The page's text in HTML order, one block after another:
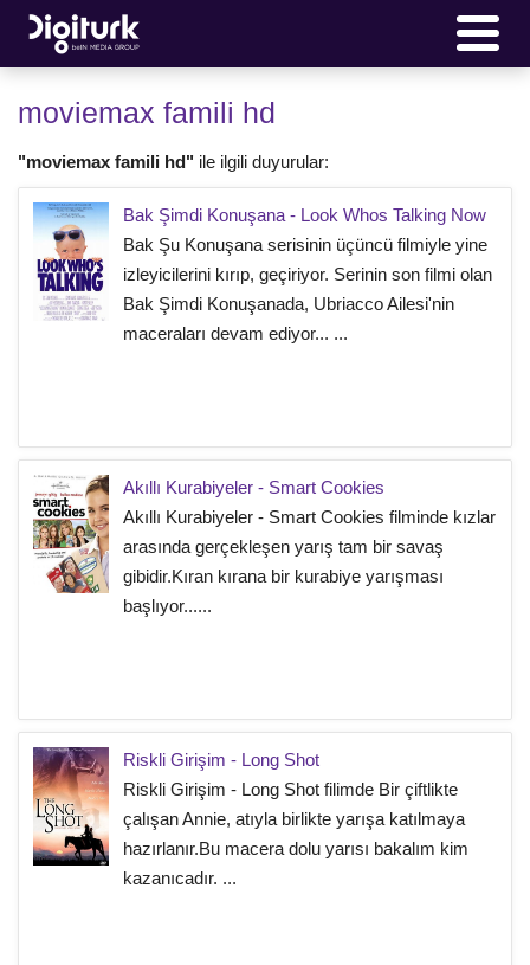
moviemax famili hd
"moviemax famili hd" ile ilgili duyurular:
Bak Şimdi Konuşana - Look Whos Talking Now
Bak Şu Konuşana serisinin üçüncü filmiyle yine
izleyicilerini kırıp, geçiriyor. Serinin son filmi olan
Bak Şimdi Konuşanada, Ubriacco Ailesi'nin
maceraları devam ediyor... ...
Akıllı Kurabiyeler - Smart Cookies
Akıllı Kurabiyeler - Smart Cookies filminde kızlar
arasında gerçekleşen yarış tam bir savaş
gibidir.Kıran kırana bir kurabiye yarışması
başlıyor......
Riskli Girişim - Long Shot
Riskli Girişim - Long Shot filimde Bir çiftlikte
çalışan Annie, atıyla birlikte yarışa katılmaya
hazırlanır.Bu macera dolu yarısı bakalım kim
kazanıcadır. ...